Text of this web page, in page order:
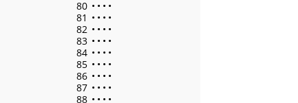
80 • • • •
81 • • • •
82 • • • •
83 • • • •
84 • • • •
85 • • • •
86 • • • •
87 • • • •
88 • • • •